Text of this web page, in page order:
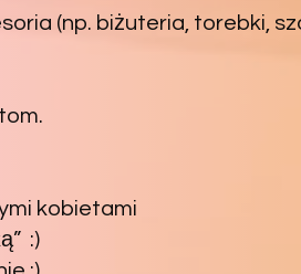
(np. biżuteria, torebki,
kobietami
:)